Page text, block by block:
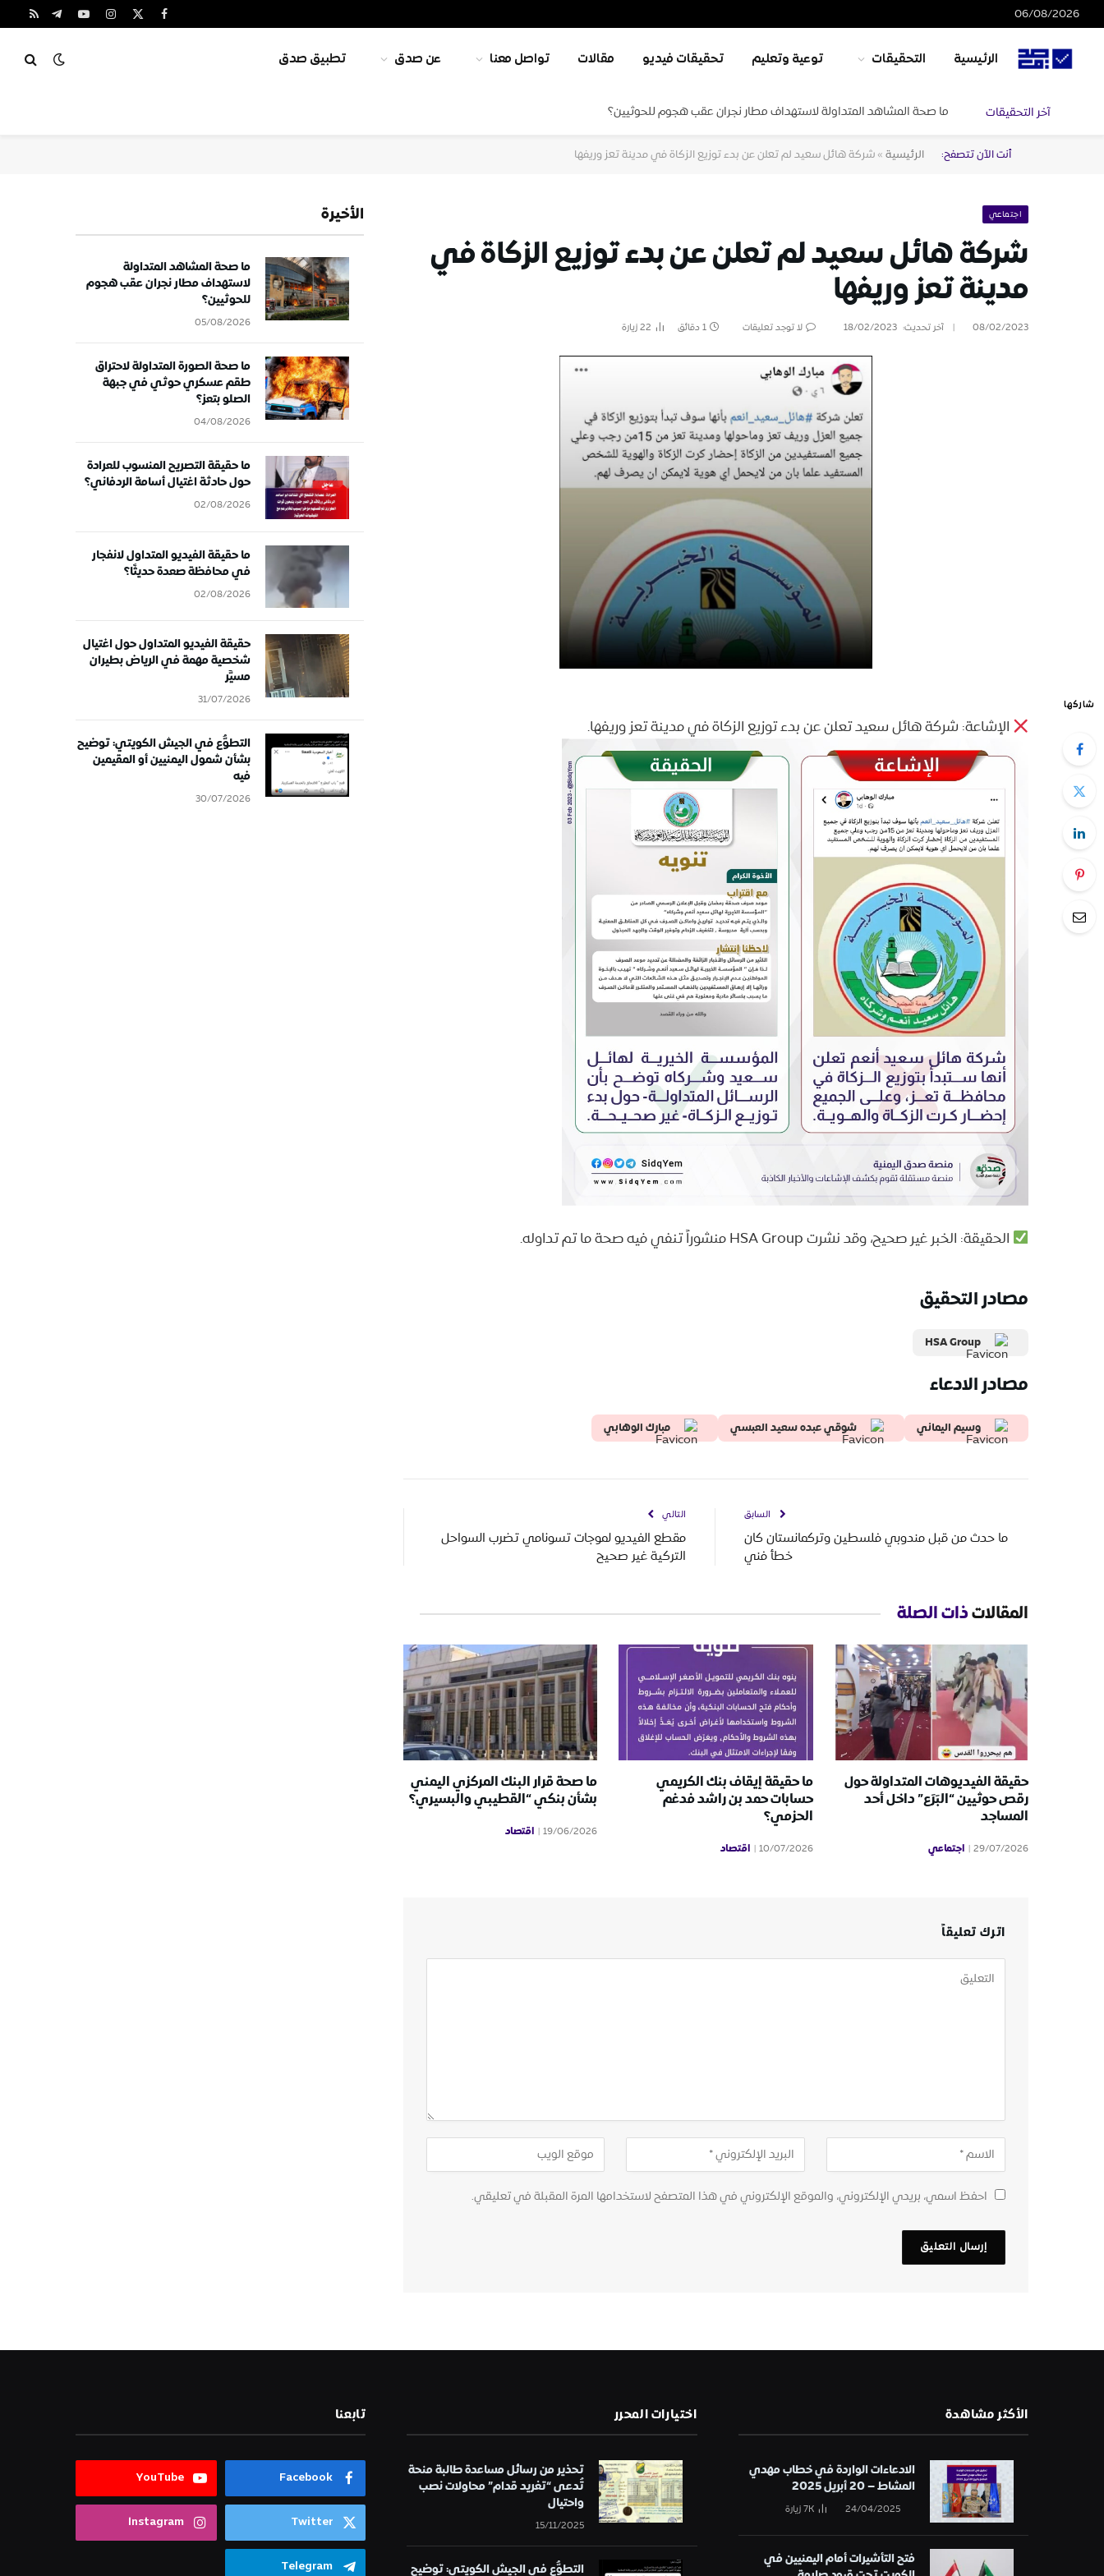
06/08/2026 فيسبوك
X
الانستغراميوتيوبتيلقرامRSS
الرئيسية التحقيقات توعية وتعليم تحقيقات فيديو مقالات تواصل معنا عن صدق تطبيق صدق
آخر التحقيقات ما صحة المشاهد المتداولة لاستهداف مطار نجران عقب هجوم للحوثيين؟
أنت الآن تتصفح: الرئيسية»شركة هائل سعيد لم تعلن عن بدء توزيع الزكاة في مدينة تعز وريفها
اجتماعي
شركة هائل سعيد لم تعلن عن بدء توزيع الزكاة في
مدينة تعز وريفها
08/02/2023 آخر تحديث: 18/02/2023 لا توجد تعليقات 1 دقائق 22زيارة
شاركها
الإشاعة: شركة هائل سعيد تعلن عن بدء توزيع الزكاة في مدينة تعز وريفها.
الحقيقة: الخبر غير صحيح، وقد نشرت HSA Group منشوراً تنفي فيه صحة ما تم تداوله.
مصادر التحقيق
HSA Group
مصادر الادعاء
وسيم اليماني ‏شوقي عبده سعيد العبسي‏ مبارك الوهابي
السابق
ما حدث من قبل مندوبي فلسطين وتركمانستان كان
خطأ فني
التالي
مقطع الفيديو لموجات تسونامي تضرب السواحل
التركية غير صحيح
المقالاتذات الصلة
حقيقة الفيديوهات المتداولة حول
رقص حوثيين “البَرَع” داخل أحد
المساجد
29/07/2026 اجتماعي
ما حقيقة إيقاف بنك الكريمي
حسابات حمد بن راشد فدغم
الحزمي؟
10/07/2026 اقتصاد
ما صحة قرار البنك المركزي اليمني
بشأن بنكي “القطيبي والبسيري؟
19/06/2026 اقتصاد
اترك تعليقاً
احفظ اسمي، بريدي الإلكتروني، والموقع الإلكتروني في هذا المتصفح لاستخدامها المرة المقبلة في تعليقي.
الأخيرة
ما صحة المشاهد المتداولة
لاستهداف مطار نجران عقب هجوم
للحوثيين؟
05/08/2026
ما صحة الصورة المتداولة لاحتراق
طقم عسكري حوثي في جبهة
الصلو بتعز؟
04/08/2026
ما حقيقة التصريح المنسوب للعرادة
حول حادثة اغتيال أسامة الردفاني؟
02/08/2026
ما حقيقة الفيديو المتداول لانفجار
في محافظة صعدة حديثًا؟
02/08/2026
حقيقة الفيديو المتداول حول اغتيال
شخصية مهمة في الرياض بطيران
مسيَّر
31/07/2026
التطوُّع في الجيش الكويتي: توضيح
بشأن شمول اليمنيين أو المقيمين
فيه
30/07/2026
الأكثر مشاهدة
الادعاءات الواردة في خطاب مهدي
المشاط – 20 أبريل 2025
24/04/2025
7Kزيارة
فتح التأشيرات أمام اليمنيين في
اختيارات المحرر
تحذير من رسائل مساعدة طالبة منحة
تُدعى “تغريد قدام” محاولات نصب
واحتيال
15/11/2025
التطوُّع في الجيش الكويتي: توضيح
تابعنا
Facebook
YouTube
Twitter
Instagram
Telegram